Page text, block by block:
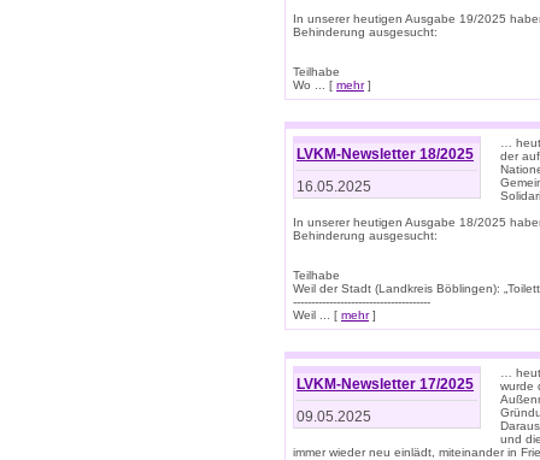
In unserer heutigen Ausgabe 19/2025
Behinderung ausgesucht:
Teilhabe
Wo ... [ mehr]
LVKM-Newsletter 18/2025
16.05.2025
…
der
In unserer heutigen Ausgabe 18/2025
Behinderung ausgesucht:
Teilhabe
Weil der Stadt (Landkreis Böblingen):
--------------------------------------
Weil ... [ mehr]
LVKM-Newsletter 17/2025
09.05.2025
…
wurde
und
immer wieder neu einlädt, miteinander in